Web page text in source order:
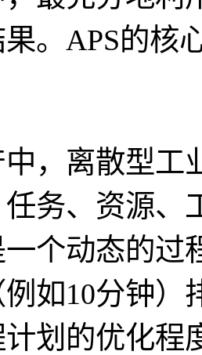
。APS的核
，离散型工
务、资源、
个动态的过
如10分钟）
计划的优化